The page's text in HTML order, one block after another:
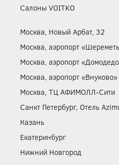
Салоны VOITKO
Москва, Новый Арбат, 32
Москва, аэропорт
Москва, аэропорт
Москва, аэропорт «Внуково»
Москва, ТЦ АФИМОЛЛ-Сити
Санкт Петербург, Отель
Казань
Екатеринбург
Нижний Новгород